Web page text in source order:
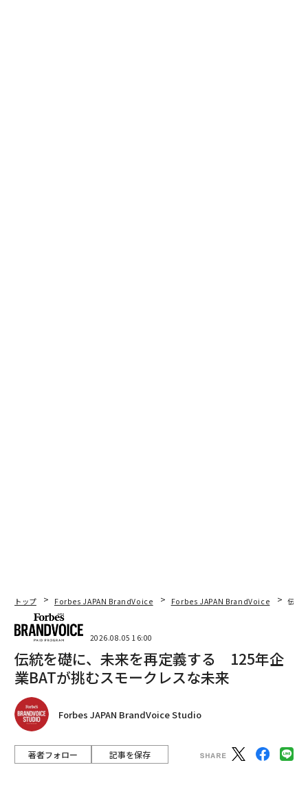
トップ Forbes JAPAN BrandVoice Forbes JAPAN BrandVoice 伝統
2026.08.05 16:00
伝統を礎に、未来を再定義する 125年企
業BATが挑むスモークレスな未来
Forbes JAPAN BrandVoice Studio
著者フォロー 記事を保存